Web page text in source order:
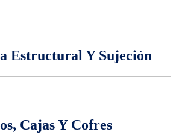
Estructural Y Sujeción
Cajas Y Cofres